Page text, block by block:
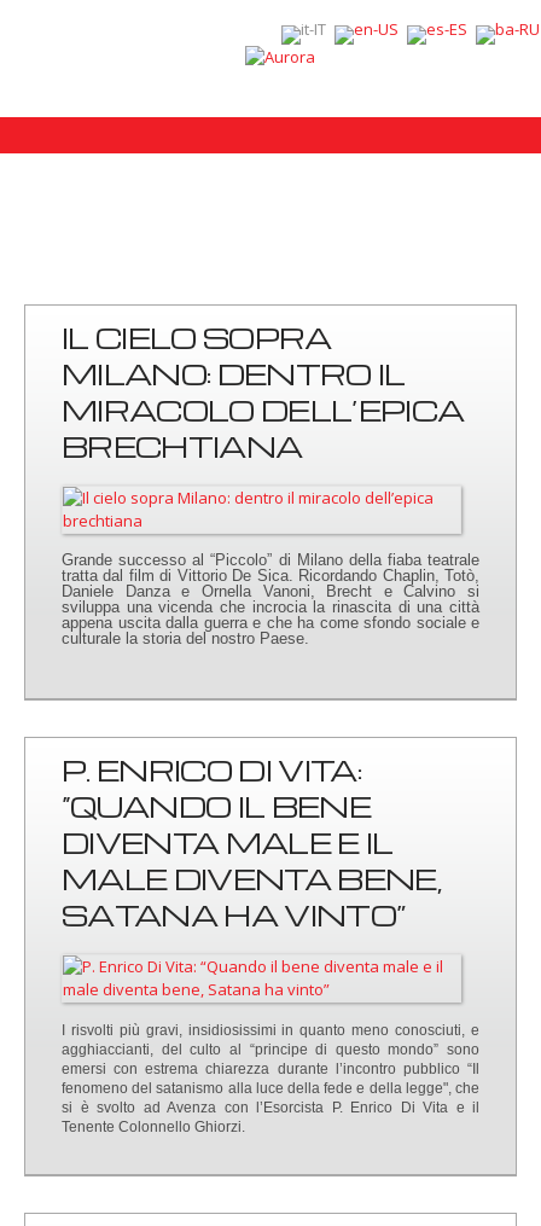
IL CIELO SOPRA
MILANO: DENTRO IL
MIRACOLO DELL’EPICA
BRECHTIANA
Grande successo al “Piccolo” di Milano della fiaba teatrale
tratta dal film di Vittorio De Sica. Ricordando Chaplin, Totò,
Daniele Danza e Ornella Vanoni, Brecht e Calvino si
sviluppa una vicenda che incrocia la rinascita di una città
appena uscita dalla guerra e che ha come sfondo sociale e
culturale la storia del nostro Paese.
P. ENRICO DI VITA:
“QUANDO IL BENE
DIVENTA MALE E IL
MALE DIVENTA BENE,
SATANA HA VINTO”
I risvolti più gravi, insidiosissimi in quanto meno conosciuti, e
agghiaccianti, del culto al “principe di questo mondo” sono
emersi con estrema chiarezza durante l’incontro pubblico “Il
fenomeno del satanismo alla luce della fede e della legge", che
si è svolto ad Avenza con l’Esorcista P. Enrico Di Vita e il
Tenente Colonnello Ghiorzi.